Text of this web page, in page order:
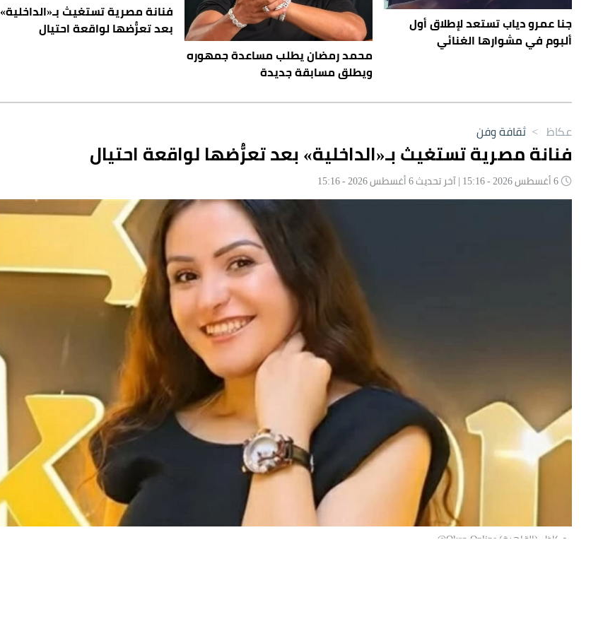
جنا عمرو دياب تستعد لإطلاق أول
ألبوم في مشوارها الغنائي
محمد رمضان يطلب مساعدة جمهوره
ويطلق مسابقة جديدة
فنانة مصرية تستغيث بـ«الداخلية»
بعد تعرُّضها لواقعة احتيال
عكاظ > ثقافة وفن
فنانة مصرية تستغيث بـ«الداخلية» بعد تعرُّضها لواقعة احتيال
«عكاظ» (القاهرة) Okaz-Online@